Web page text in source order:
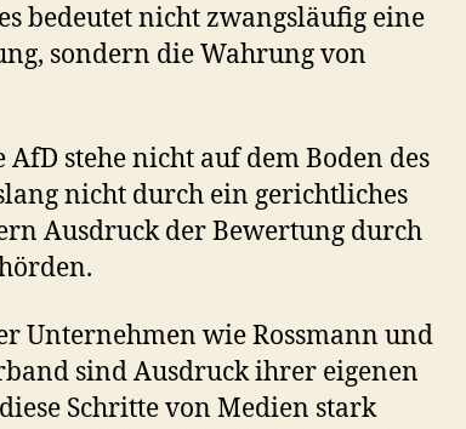
bedeutet nicht zwangsläufig eine
sondern die Wahrung von
stehe nicht auf dem Boden des
nicht durch ein gerichtliches
Ausdruck der Bewertung durch
Unternehmen wie Rossmann und
sind Ausdruck ihrer eigenen
Schritte von Medien stark